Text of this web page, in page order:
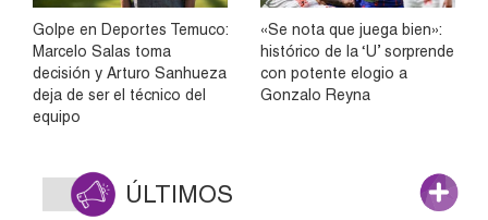
Golpe en Deportes Temuco:
Marcelo Salas toma
decisión y Arturo Sanhueza
deja de ser el técnico del
equipo
«Se nota que juega bien»:
histórico de la ‘U’ sorprende
con potente elogio a
Gonzalo Reyna
ÚLTIMOS